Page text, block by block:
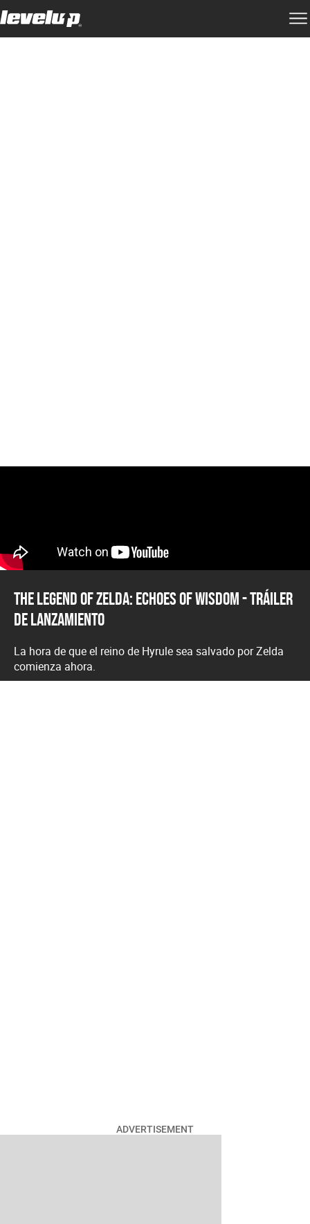
The Legend of Zelda: Echoes of Wisdom - Tráiler
de Lanzamiento
La hora de que el reino de Hyrule sea salvado por Zelda
comienza ahora.
ADVERTISEMENT